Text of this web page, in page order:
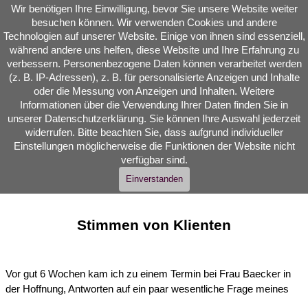
Wir benötigen Ihre Einwilligung, bevor Sie unsere Website weiter
besuchen können. Wir verwenden Cookies und andere
Technologien auf unserer Website. Einige von ihnen sind essenziell,
während andere uns helfen, diese Website und Ihre Erfahrung zu
verbessern. Personenbezogene Daten können verarbeitet werden
(z. B. IP-Adressen), z. B. für personalisierte Anzeigen und Inhalte
oder die Messung von Anzeigen und Inhalten. Weitere
Informationen über die Verwendung Ihrer Daten finden Sie in
unserer Datenschutzerklärung. Sie können Ihre Auswahl jederzeit
widerrufen. Bitte beachten Sie, dass aufgrund individueller
Einstellungen möglicherweise die Funktionen der Website nicht
verfügbar sind.
Einverstanden
Direkt zum Seiteninhalt
Menü überspringen
Reinkarnationstherapie
Seelenreisen Quantenheilung
Stimmen von Klienten
Vor gut 6 Wochen kam ich zu einem Termin bei Frau Baecker in
der Hoffnung, Antworten auf ein paar wesentliche Frage meines